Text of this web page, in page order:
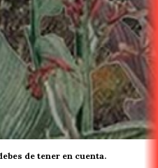
de tener en cuenta.